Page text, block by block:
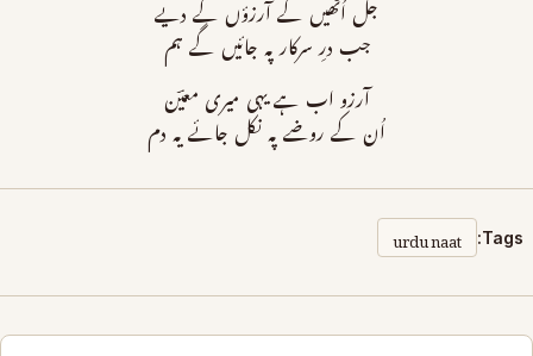
جل اُٹھیں گے آرزؤں کے دیے
جب درِ سرکار پہ جائیں گے ہم
آرزو اب ہے یہی میری معیؔن
اُن کے روضے پہ نکل جائے یہ دم
Tags:
urdu naat